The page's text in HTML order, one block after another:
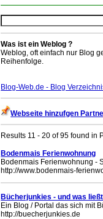
Was ist ein Weblog ?
Weblog, oft einfach nur Blog
Reihenfolge.
Blog-Web.de - Blog
Webseite hinzufgen
Results 11 - 20 of 95 found in
Bodenmais Ferienwohnung
Bodenmais Ferienwohnung -
http://www.bodenmais-
Bücherjunkies - und was
Ein Blog / Portal das sich mit
http://buecherjunkies.de